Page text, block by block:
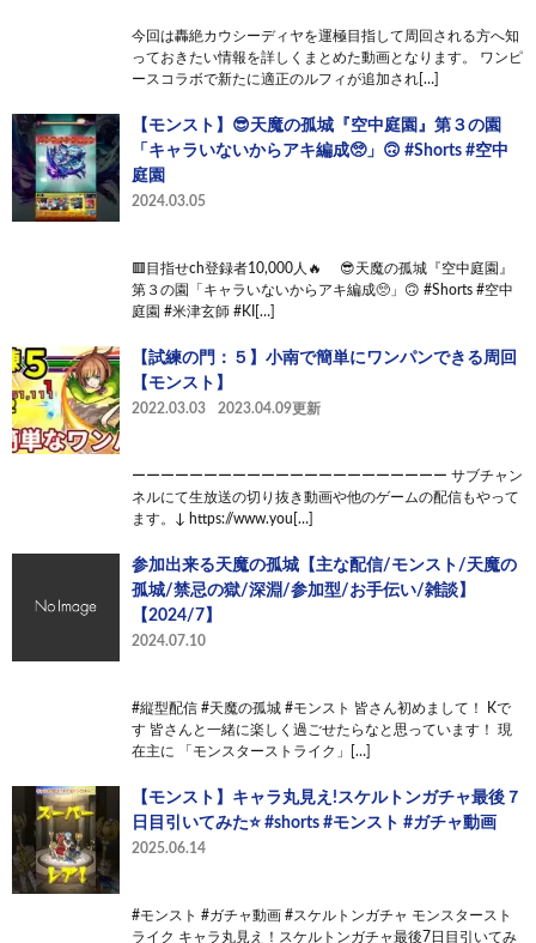
今回は轟絶カウシーディヤを運極目指して周回される方へ知
っておきたい情報を詳しくまとめた動画となります。 ワンピ
ースコラボで新たに適正のルフィが追加され[…]
【モンスト】😎天魔の孤城『空中庭園』第３の園
「キャラいないからアキ編成🥺」🙃 #Shorts #空中
庭園
2024.03.05
🟥目指せch登録者10,000人🔥 😎天魔の孤城『空中庭園』
第３の園「キャラいないからアキ編成🥺」🙃 #Shorts #空中
庭園 #米津玄師 #KI[…]
【試練の門：５】小南で簡単にワンパンできる周回
【モンスト】
2022.03.03 2023.04.09更新
ーーーーーーーーーーーーーーーーーーーーーー サブチャン
ネルにて生放送の切り抜き動画や他のゲームの配信もやって
ます。↓ https://www.you[…]
参加出来る天魔の孤城【主な配信/モンスト/天魔の
孤城/禁忌の獄/深淵/参加型/お手伝い/雑談】
【2024/7】
2024.07.10
#縦型配信 #天魔の孤城 #モンスト 皆さん初めまして！ Kで
す 皆さんと一緒に楽しく過ごせたらなと思っています！ 現
在主に 「モンスターストライク」[…]
【モンスト】キャラ丸見え!スケルトンガチャ最後７
日目引いてみた⭐ #shorts #モンスト #ガチャ動画
2025.06.14
#モンスト #ガチャ動画 #スケルトンガチャ モンスタースト
ライク キャラ丸見え！スケルトンガチャ最後7日目引いてみ